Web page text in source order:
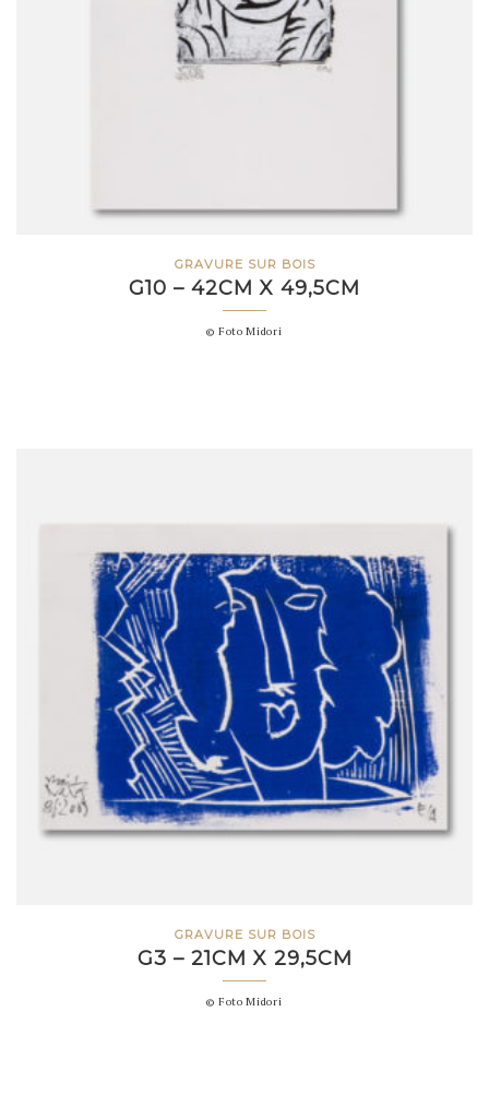
GRAVURE SUR BOIS
G10 – 42CM X 49,5CM
© Foto Midori
GRAVURE SUR BOIS
G3 – 21CM X 29,5CM
© Foto Midori